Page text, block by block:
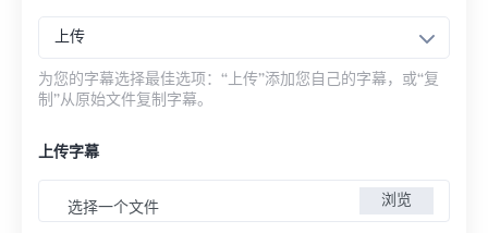
上传
为您的字幕选择最佳选项：“上传”添加您自己的字幕，或“复
制”从原始文件复制字幕。
上传字幕
选择一个文件 浏览